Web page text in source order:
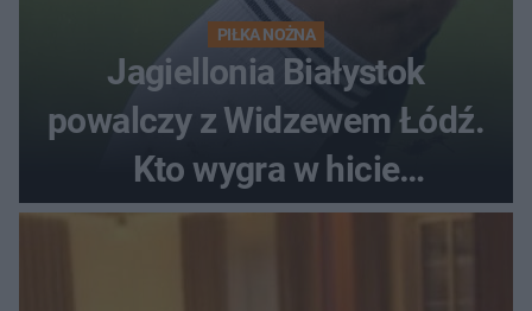
PIŁKA NOŻNA
Jagiellonia Białystok
powalczy z Widzewem Łódź.
Kto wygra w hicie
Ekstraklasy?